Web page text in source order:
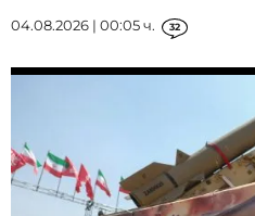
04.08.2026 | 00:05 ч. 32